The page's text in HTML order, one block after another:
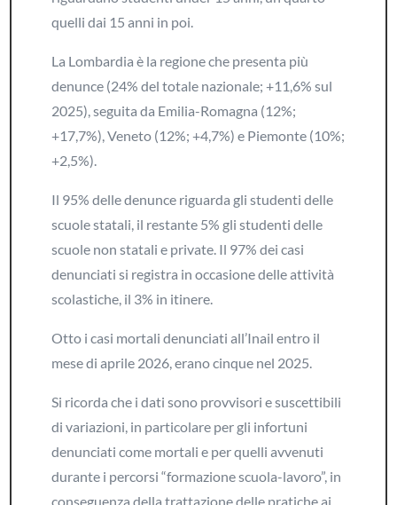
quelli dai 15 anni in poi.
La Lombardia è la regione che presenta più
denunce (24% del totale nazionale; +11,6% sul
2025), seguita da Emilia-Romagna (12%;
+17,7%), Veneto (12%; +4,7%) e Piemonte (10%;
+2,5%).
Il 95% delle denunce riguarda gli studenti delle
scuole statali, il restante 5% gli studenti delle
scuole non statali e private. Il 97% dei casi
denunciati si registra in occasione delle attività
scolastiche, il 3% in itinere.
Otto i casi mortali denunciati all’Inail entro il
mese di aprile 2026, erano cinque nel 2025.
Si ricorda che i dati sono provvisori e suscettibili
di variazioni, in particolare per gli infortuni
denunciati come mortali e per quelli avvenuti
durante i percorsi “formazione scuola-lavoro”, in
conseguenza della trattazione delle pratiche ai